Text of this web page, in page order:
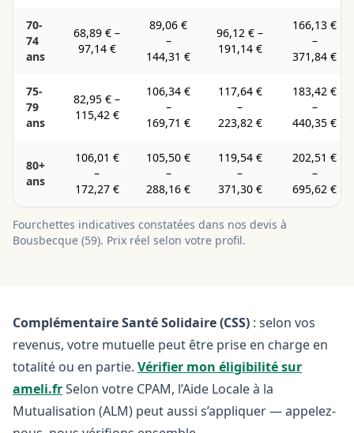
70-
74
ans
68,89 € –
97,14 €
89,06 €
–
144,31 €
96,12 € –
191,14 €
166,13 €
–
371,84 €
75-
79
ans
82,95 € –
115,42 €
106,34 €
–
169,71 €
117,64 €
–
223,82 €
183,42 €
–
440,35 €
80+
ans
106,01 €
–
172,27 €
105,50 €
–
288,16 €
119,54 €
–
371,30 €
202,51 €
–
695,62 €
Fourchettes indicatives constatées dans nos devis à
Bousbecque (59). Prix réel selon votre profil.
Complémentaire Santé Solidaire (CSS) : selon vos
revenus, votre mutuelle peut être prise en charge en
totalité ou en partie. Vérifier mon éligibilité sur
ameli.frSelon votre CPAM, l’Aide Locale à la
Mutualisation (ALM) peut aussi s’appliquer — appelez-